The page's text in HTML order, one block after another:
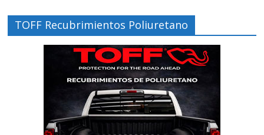
TOFF Recubrimientos Poliuretano